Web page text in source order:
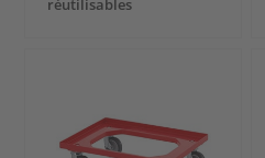
réutilisables